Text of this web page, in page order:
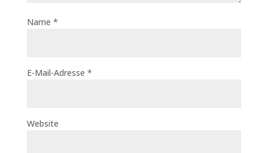
Name *
E-Mail-Adresse *
Website